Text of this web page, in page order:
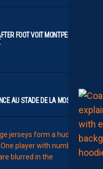
FOOT VOIT MONTPELLIER
AU STADE DE LA MOSSON
15:00